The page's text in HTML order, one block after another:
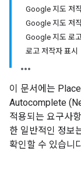
Google 지도 저
Google 지도 저
Google 지도 로
로고 저작자 표시
이 문서에는
Autocomplete
적용되는 요구사
한 일반적인 정보
확인할 수 있습니